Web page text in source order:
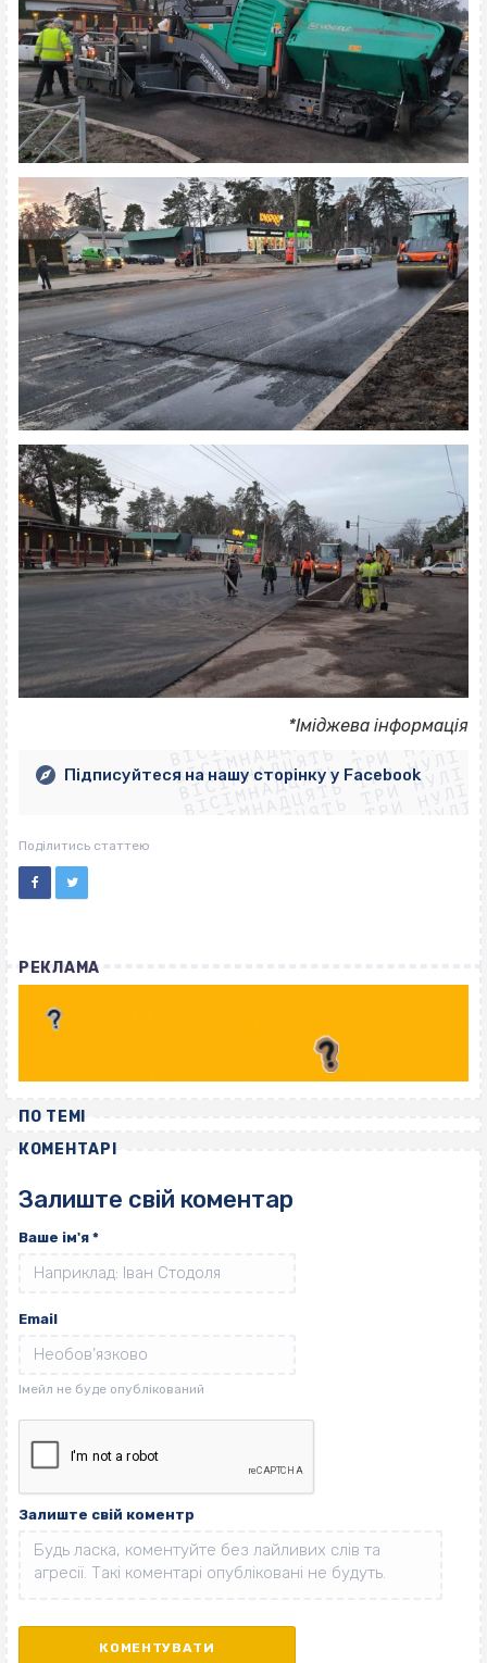
*Іміджева інформація
ВІСІМНАДЦЯТЬ ТРИ НУЛІ
ВІСІМНАДЦЯТЬ ТРИ НУЛІ
ВІСІМНАДЦЯТЬ ТРИ НУЛІ
ВІСІМНАДЦЯТЬ ТРИ НУЛІ
ВІСІМНАДЦЯТЬ ТРИ НУЛІ
ВІСІМНАДЦЯТЬ ТРИ НУЛІ
ВІСІМНАДЦЯТЬ ТРИ НУЛІ
ВІСІМНАДЦЯТЬ ТРИ НУЛІ
Підписуйтеся на нашу сторінку у Facebook
Поділитись статтею
РЕКЛАМА
ПО ТЕМІ
КОМЕНТАРІ
Залиште свій коментар
Ваше ім'я *
Email
Залиште свій коментр